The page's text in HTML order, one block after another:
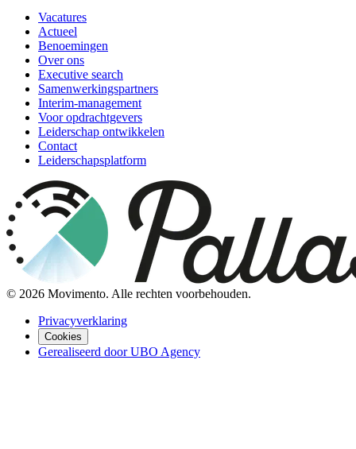
Vacatures
Actueel
Benoemingen
Over ons
Executive search
Samenwerkingspartners
Interim-management
Voor opdrachtgevers
Leiderschap ontwikkelen
Contact
Leiderschapsplatform
© 2026 Movimento. Alle rechten voorbehouden.
Privacyverklaring
Cookies
Gerealiseerd door UBO Agency